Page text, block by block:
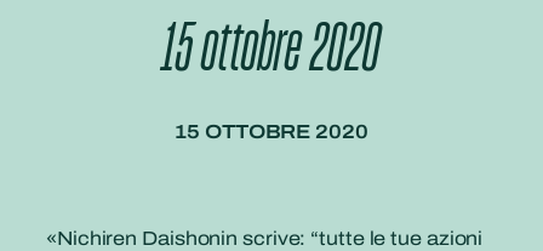
15 ottobre 2020
15 OTTOBRE 2020
«Nichiren Daishonin scrive: “tutte le tue azioni